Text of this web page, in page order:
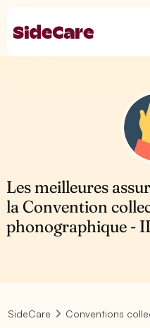
Les meilleures
la Convention
phonographique -
SideCare Conventions